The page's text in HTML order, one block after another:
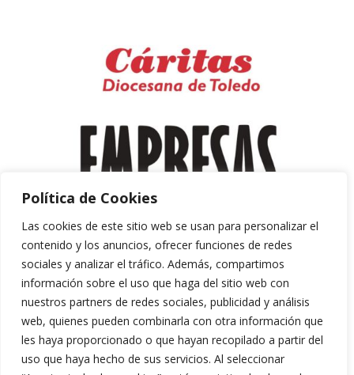
Política de Cookies
Las cookies de este sitio web se usan para personalizar el
contenido y los anuncios, ofrecer funciones de redes
sociales y analizar el tráfico. Además, compartimos
información sobre el uso que haga del sitio web con
nuestros partners de redes sociales, publicidad y análisis
web, quienes pueden combinarla con otra información que
les haya proporcionado o que hayan recopilado a partir del
uso que haya hecho de sus servicios. Al seleccionar